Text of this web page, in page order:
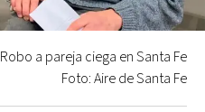
Robo a pareja ciega en Santa Fe
Foto: Aire de Santa Fe